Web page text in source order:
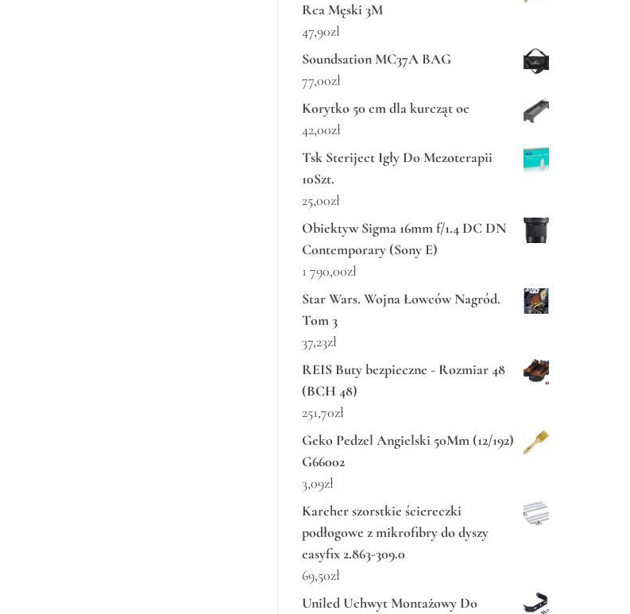
Rca Męski 3M
47,90zł
Soundsation MC37A BAG
77,00zł
Korytko 50 cm dla kurcząt oc
42,00zł
Tsk Steriject Igły Do Mezoterapii
10Szt.
25,00zł
Obiektyw Sigma 16mm f/1.4 DC DN
Contemporary (Sony E)
1 790,00zł
Star Wars. Wojna Łowców Nagród.
Tom 3
37,23zł
REIS Buty bezpieczne - Rozmiar 48
(BCH 48)
251,70zł
Geko Pedzel Angielski 50Mm (12/192)
G66002
3,09zł
Karcher szorstkie ściereczki
podłogowe z mikrofibry do dyszy
easyfix 2.863-309.0
69,50zł
Uniled Uchwyt Montażowy Do